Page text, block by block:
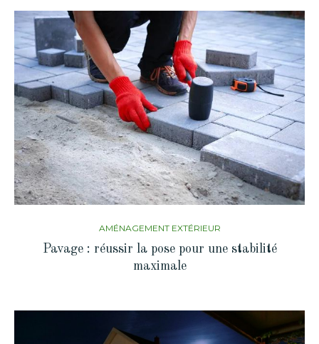
AMÉNAGEMENT EXTÉRIEUR
Pavage : réussir la pose pour une stabilité
maximale